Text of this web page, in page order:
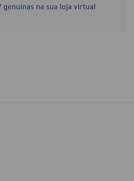
genuínas na sua loja virtual